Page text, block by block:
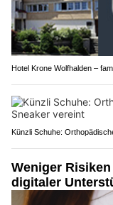
Hotel Krone Wolfhalden –
Künzli Schuhe:
Weniger
digitaler